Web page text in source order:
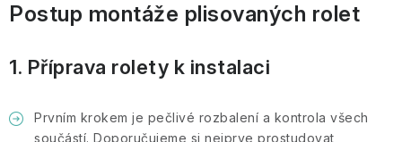
Postup montáže plisovaných rolet
1. Příprava rolety k instalaci
Prvním krokem je pečlivé rozbalení a kontrola všech
součástí. Doporučujeme si nejprve prostudovat